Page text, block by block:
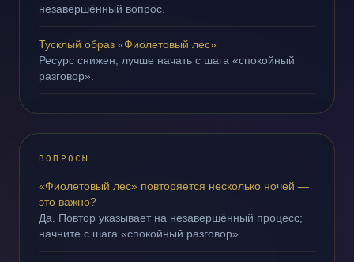
незавершённый вопрос.
Тусклый образ «Фиолетовый лес»
Ресурс снижен; лучше начать с шага «спокойный
разговор».
ВОПРОСЫ
«Фиолетовый лес» повторяется несколько ночей —
это важно?
Да. Повтор указывает на незавершённый процесс;
начните с шага «спокойный разговор».